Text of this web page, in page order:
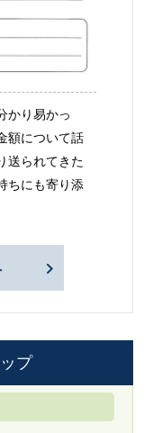
かり易かっ
額について話
送られてきた
ちにも寄り添
プ